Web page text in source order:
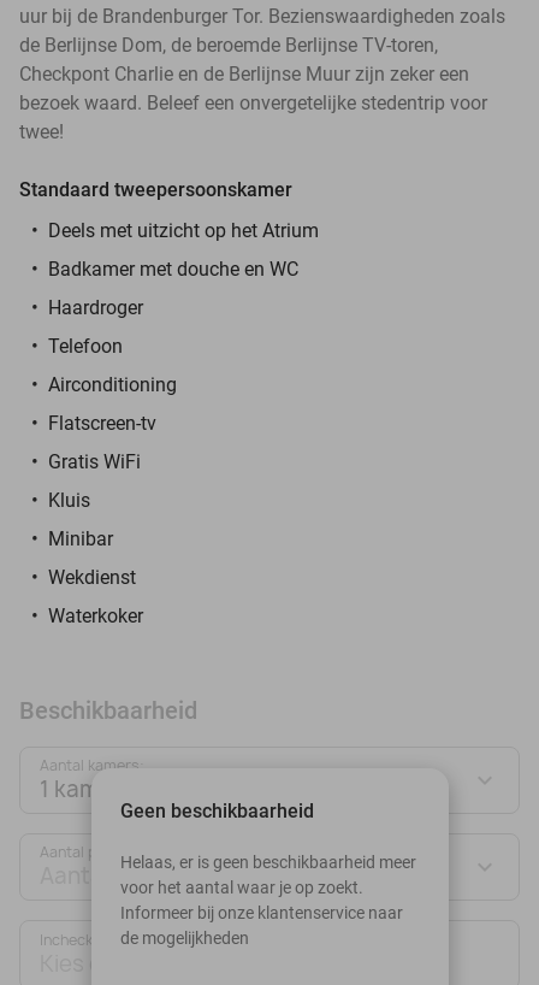
uur bij de Brandenburger Tor. Bezienswaardigheden zoals
de Berlijnse Dom, de beroemde Berlijnse TV-toren,
Checkpont Charlie en de Berlijnse Muur zijn zeker een
bezoek waard. Beleef een onvergetelijke stedentrip voor
twee!
Standaard tweepersoonskamer
Deels met uitzicht op het Atrium
Badkamer met douche en WC
Haardroger
Telefoon
Airconditioning
Flatscreen-tv
Gratis WiFi
Kluis
Minibar
Wekdienst
Waterkoker
Beschikbaarheid
Aantal kamers:
1 kamer
Aantal personen:
Aantal personen
Inchecken
Geen beschikbaarheid
Helaas, er is geen beschikbaarheid meer
voor het aantal waar je op zoekt.
Informeer bij onze klantenservice naar
de mogelijkheden